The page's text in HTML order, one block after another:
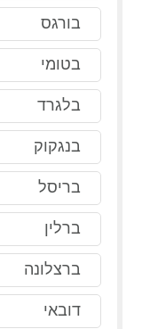
בורגס
בטומי
בלגרד
בנגקוק
בריסל
ברלין
ברצלונה
דובאי